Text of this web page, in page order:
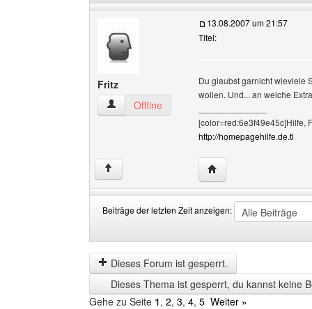
Fritz
Fritz Benutzer-Profile anzeigen
Offline
13.08.2007 um 21:57
Titel:
Du glaubst garnicht wieviele
wollen. Und... an welche
[color=red:6e3f49e45c]Hilfe,
http://homepagehilfe.de.tl
↑ Website dieses
Beiträge der letzten Zeit anzeigen:
der
letzten
Zeit
anzeigen
by
Dieses Forum ist gesperrt.
Dieses Thema ist gesperrt, du kannst keine
Gehe zu Seite 1, 2, 3, 4, 5 Weiter »